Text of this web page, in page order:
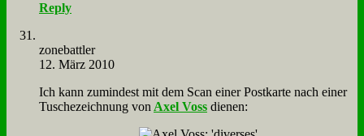
Reply
zone­batt­ler
12. März 2010
Ich kann zu­min­dest mit dem Scan ei­ner Post­kar­te nach ei­ner
Tu­sche­zeich­nung von Axel Voss die­nen: